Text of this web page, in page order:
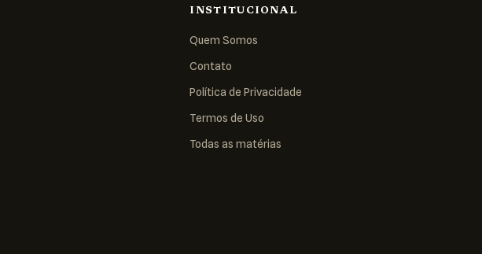
INSTITUCIONAL
Quem Somos
Contato
Política de Privacidade
Termos de Uso
Todas as matérias